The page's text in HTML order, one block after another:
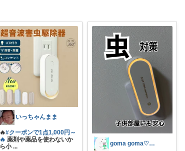
いっちゃんまま
🔥#クーポンで1点1,000円～
🔥 薬剤や薬品を使わないか
ら小 ...
goma goma♡経由購入ありがとう✨